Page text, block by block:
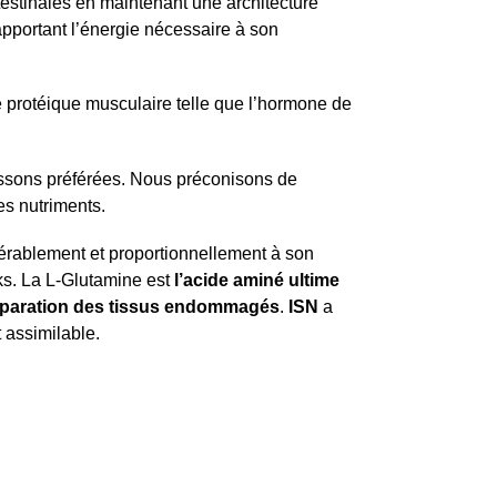
l’énergie nécessaire à son
musculaire telle que l’hormone de
préférées. Nous préconisons de
nutriments.
et proportionnellement à son
La L-Glutamine est l’acide aminé ultime
des tissus endommagés. ISN a
assimilable.